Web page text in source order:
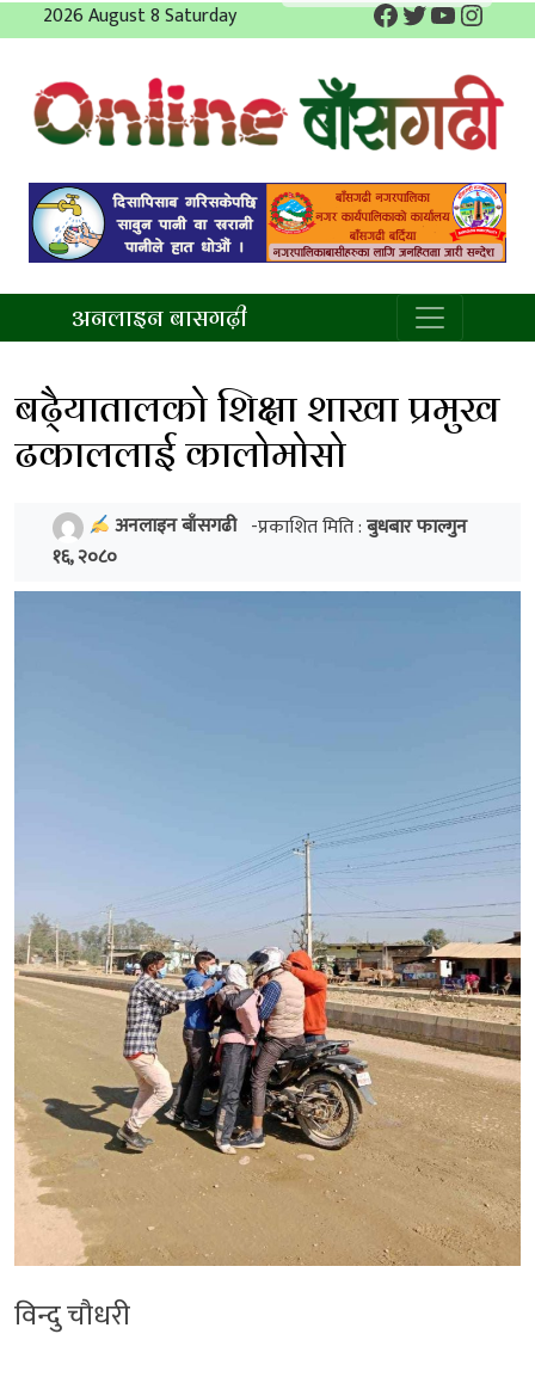
to
2026 August 8 Saturday Facebook
Twitter
YouTube
अनलाइन बासगढ़ी
बढै्यातालको शिक्षा शाखा प्रमुख
ढकाललाई कालोमोसो
अनलाइन बाँसगढी -प्रकाशित मिति :बुधबार फाल्गुन
१६, २०८०
विन्दु चौधरी